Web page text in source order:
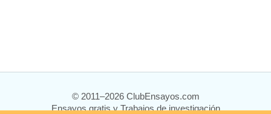
© 2011–2026 ClubEnsayos.com
Ensayos gratis y Trabajos de investigación